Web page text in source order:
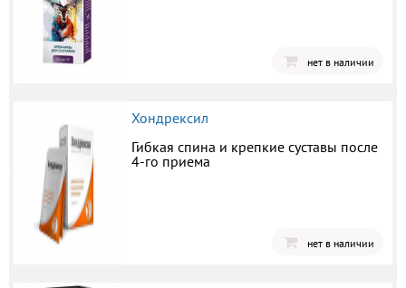
нет в наличии
Хондрексил
Гибкая спина и крепкие суставы после
4-го приема
нет в наличии